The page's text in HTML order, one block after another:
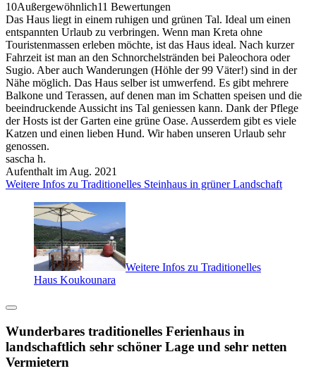
10Außergewöhnlich11 Bewertungen
Das Haus liegt in einem ruhigen und grünen Tal. Ideal um einen
entspannten Urlaub zu verbringen. Wenn man Kreta ohne
Touristenmassen erleben möchte, ist das Haus ideal. Nach kurzer
Fahrzeit ist man an den Schnorchelstränden bei Paleochora oder
Sugio. Aber auch Wanderungen (Höhle der 99 Väter!) sind in der
Nähe möglich. Das Haus selber ist umwerfend. Es gibt mehrere
Balkone und Terassen, auf denen man im Schatten speisen und die
beeindruckende Aussicht ins Tal geniessen kann. Dank der Pflege
der Hosts ist der Garten eine grüne Oase. Ausserdem gibt es viele
Katzen und einen lieben Hund. Wir haben unseren Urlaub sehr
genossen.
sascha h.
Aufenthalt im Aug. 2021
Weitere Infos zu Traditionelles Steinhaus in grüner Landschaft
Weitere Infos zu Traditionelles
Haus Koukounara
Wunderbares traditionelles Ferienhaus in
landschaftlich sehr schöner Lage und sehr netten
Vermietern